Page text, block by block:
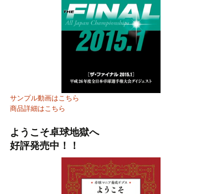
サンプル動画はこちら
商品詳細はこちら
ようこそ卓球地獄へ
好評発売中！！